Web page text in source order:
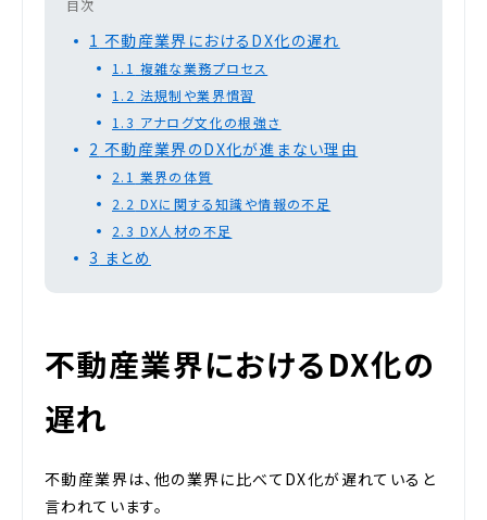
目次
1 不動産業界におけるDX化の遅れ
1.1 複雑な業務プロセス
1.2 法規制や業界慣習
1.3 アナログ文化の根強さ
2 不動産業界のDX化が進まない理由
2.1 業界の体質
2.2 DXに関する知識や情報の不足
2.3 DX人材の不足
3 まとめ
不動産業界におけるDX化の
遅れ
不動産業界は、他の業界に比べてDX化が遅れていると
言われています。